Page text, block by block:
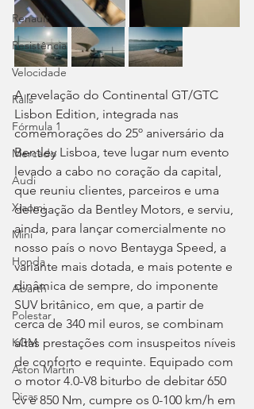
Renault
Resistência
Velocidade
Ralis
Fórmula 1
Mercado
Audi
Xiaomi
Mini
Honda
Abarth
Polestar
KGM
Aston Martin
Dicas
A revelação do Continental GT/GTC
Lisbon Edition, integrada nas
comemorações do 25º aniversário da
Bentley Lisboa, teve lugar num evento
levado a cabo no coração da capital,
que reuniu clientes, parceiros e uma
delegação da Bentley Motors, e serviu,
ainda, para lançar comercialmente no
nosso país o novo Bentayga Speed, a
variante mais dotada, e mais potente e
dinâmica de sempre, do imponente
SUV britânico, em que, a partir de
cerca de 340 mil euros, se combinam
altas prestações com insuspeitos níveis
de conforto e requinte. Equipado com
o motor 4.0-V8 biturbo de debitar 650
cv e 850 Nm, cumpre os 0-100 km/h em